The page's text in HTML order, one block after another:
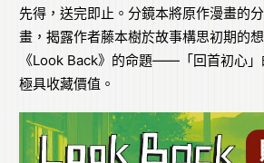
先得，送完即止。分鏡本將原作漫畫的
畫，揭露作者藤本樹於故事構思初期的
《Look Back》的命題——「回首初心」
極具收藏價值。